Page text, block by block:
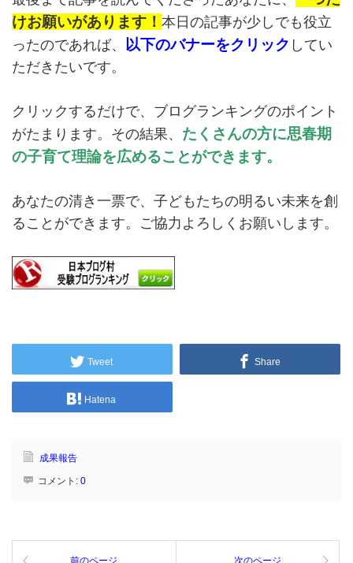
けお願いがあります！ 本日の記事が少しでも役立
ったのであれば、
以下のバナーをクリック してい
ただきたいです。
クリックするだけで、ブログランキングのポイント
がたまります。その結果、 たくさんの方に思春期
の子育て理論を広めることができます。
あなたの清き一票で、子どもたちの明るい未来を創
ることができます。ご協力よろしくお願いします。
Tweet Share
Hatena
成果報告
コメント: 0
前のページ 次のページ